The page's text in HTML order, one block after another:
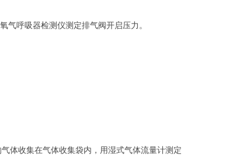
气呼吸器检测仪测定排气阀开启压力。
体收集在气体收集袋内，用湿式气体流量计测定